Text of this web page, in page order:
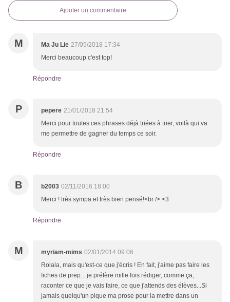
Ajouter un commentaire
M Ma Ju Lie 27/05/2018 17:34
Merci beaucoup c'est top!
Répondre
P pepere 21/01/2018 21:54
Merci pour toutes ces phrases déjà triées à trier, voilà qui va
me permettre de gagner du temps ce soir.
Répondre
B b2003 02/11/2016 18:00
Merci ! très sympa et très bien pensé!<br /> <3
Répondre
M myriam-mims 02/01/2014 09:06
Rolala, mais qu'est-ce que j'écris ! En fait, j'aime pas faire les
fiches de prep... je préfère mille fois rédiger, comme ça,
raconter ce que je vais faire, ce que j'attends des élèves...Si
jamais quelqu'un pique ma prose pour la mettre dans un